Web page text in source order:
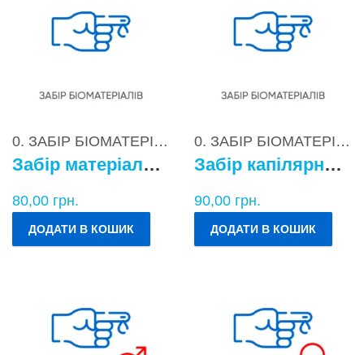
0. ЗАБІР БІОМАТЕРІАЛІВ
Забір матеріалу для бактеріологічних досліджень
80,00 грн.
ДОДАТИ В КОШИК
0. ЗАБІР БІОМАТЕРІАЛІВ
Забір капілярної крові
90,00 грн.
ДОДАТИ В КОШИК